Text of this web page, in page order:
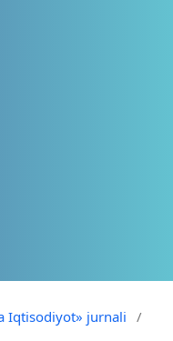
Iqtisodiyot» jurnali
/